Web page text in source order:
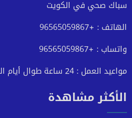
سباك صحي في الكويت
الهاتف : +96565059867
واتساب : +96565059867
مواعيد العمل : 24 ساعة طوال أيام الأسبوع
الأكثر مشاهدة